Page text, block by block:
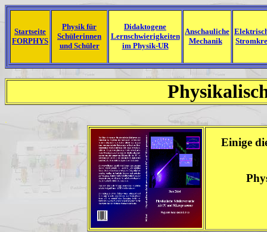
Startseite
FORPHYS
Physik für
Schülerinnen
und Schüler
Didaktogene
Lernschwierigkeiten
im Physik-UR
Anschauliche
Mechanik
.
Einige